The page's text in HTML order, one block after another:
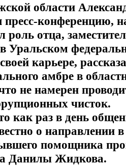
области
пресс-конференцию,
роль отца,
Уральском
карьере,
амбре в
не намерен
чисток.
как раз в день
о направлении в
помощника
Данилы Жидкова.